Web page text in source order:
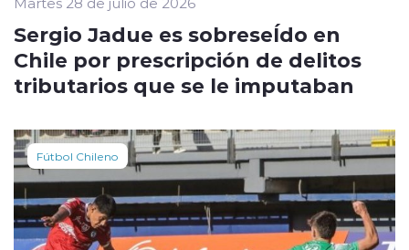
Sergio Jadue es sobreseÍdo en
Chile por prescripción de delitos
tributarios que se le imputaban
Fútbol Chileno